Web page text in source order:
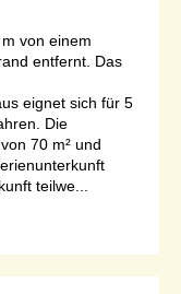
von einem
entfernt. Das
eignet sich für 5
Die
70 m² und
teilwe...